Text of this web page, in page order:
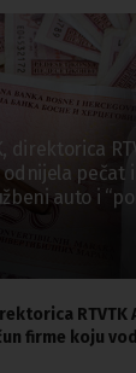
direktorica
pečat
auto i
firme koju